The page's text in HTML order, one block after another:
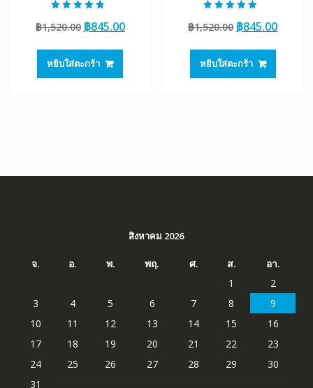
4.50
ตั้งแต่ 1-5
฿1,520.00 Original
was:
฿1,520.00.
฿845.00Current
หยิบใส่ตะกร้า
5.00
ตั้งแต่ 1-5
฿1,520.00 Original
was:
฿1,520.00.
฿845.00
หยิบใส่ตะกร้า
สิงหาคม 2026
จ. อ. พ. พฤ. ศ. ส.
อา.
1
2
3
4 5 6 7 8
9
10
11 12 13 14 15
16
17
18 19 20 21 22
23
24
25 26 27 28 29
30
31